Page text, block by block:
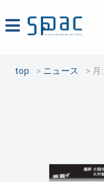
top ニュース 月: